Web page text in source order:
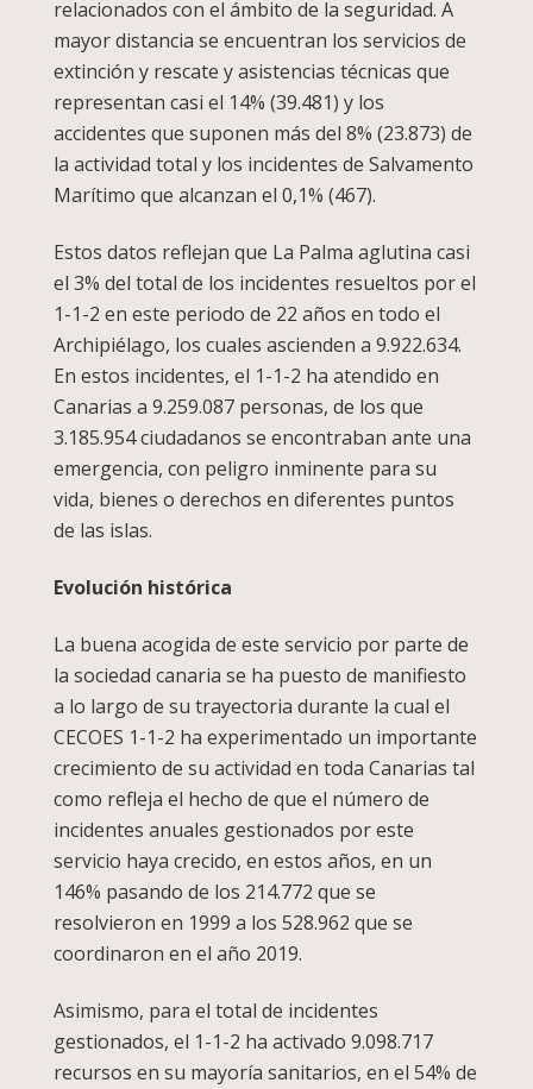
relacionados con el ámbito de la seguridad. A
mayor distancia se encuentran los servicios de
extinción y rescate y asistencias técnicas que
representan casi el 14% (39.481) y los
accidentes que suponen más del 8% (23.873) de
la actividad total y los incidentes de Salvamento
Marítimo que alcanzan el 0,1% (467).
Estos datos reflejan que La Palma aglutina casi
el 3% del total de los incidentes resueltos por el
1-1-2 en este periodo de 22 años en todo el
Archipiélago, los cuales ascienden a 9.922.634.
En estos incidentes, el 1-1-2 ha atendido en
Canarias a 9.259.087 personas, de los que
3.185.954 ciudadanos se encontraban ante una
emergencia, con peligro inminente para su
vida, bienes o derechos en diferentes puntos
de las islas.
Evolución histórica
La buena acogida de este servicio por parte de
la sociedad canaria se ha puesto de manifiesto
a lo largo de su trayectoria durante la cual el
CECOES 1-1-2 ha experimentado un importante
crecimiento de su actividad en toda Canarias tal
como refleja el hecho de que el número de
incidentes anuales gestionados por este
servicio haya crecido, en estos años, en un
146% pasando de los 214.772 que se
resolvieron en 1999 a los 528.962 que se
coordinaron en el año 2019.
Asimismo, para el total de incidentes
gestionados, el 1-1-2 ha activado 9.098.717
recursos en su mayoría sanitarios, en el 54% de